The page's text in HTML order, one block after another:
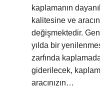
kaplamanın
kalitesine ve
değişmektedir.
yılda bir
zarfında
giderilecek,
aracınızın…